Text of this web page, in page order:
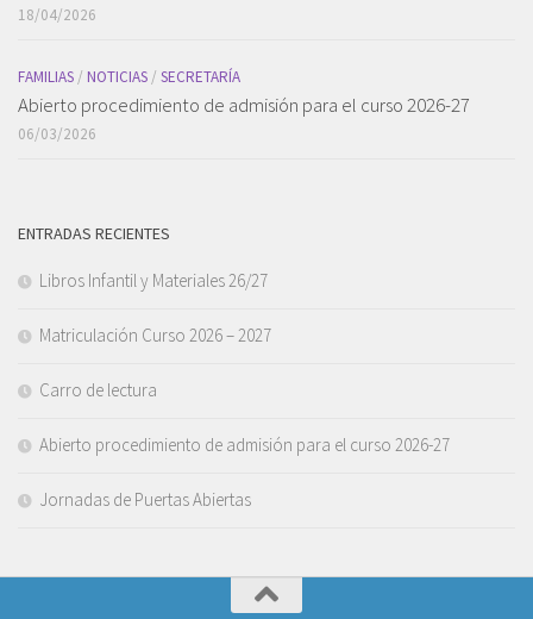
18/04/2026
FAMILIAS / NOTICIAS / SECRETARÍA
Abierto procedimiento de admisión para el curso 2026-27
06/03/2026
ENTRADAS RECIENTES
Libros Infantil y Materiales 26/27
Matriculación Curso 2026 – 2027
Carro de lectura
Abierto procedimiento de admisión para el curso 2026-27
Jornadas de Puertas Abiertas